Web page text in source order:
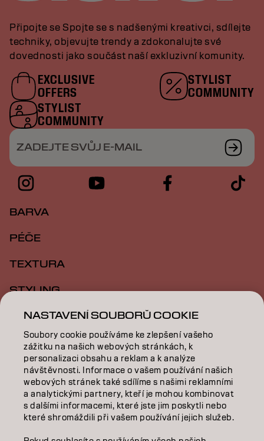
Připojte se Spojte se s nadšenými kreativci, sdílejte
techniky, objevujte trendy a zdokonalujte své
dovednosti jako součást naší exkluzivní komunity.
EXCLUSIVE
OFFERS
STYLIST
COMMUNITY
STYLIST
COMMUNITY
ZADEJTE SVŮJ E-MAIL
BARVA
PÉČE
TEXTURA
STYLING
INSPIRACE
VZDĚLÁVÁNÍ
O NÁS
SALON FINDER
STAŇTE SE PARTNEREM
NASTAVENÍ SOUBORŮ COOKIE
Soubory cookie používáme ke zlepšení vašeho
zážitku na našich webových stránkách, k
personalizaci obsahu a reklam a k analýze
návštěvnosti. Informace o vašem používání našich
webových stránek také sdílíme s našimi reklamními
a analytickými partnery, kteří je mohou kombinovat
s dalšími informacemi, které jste jim poskytli nebo
které shromáždili při vašem používání jejich služeb.